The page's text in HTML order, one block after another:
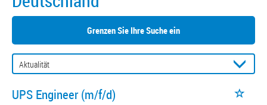
Grenzen Sie Ihre Suche ein
UPS Engineer (m/f/d)